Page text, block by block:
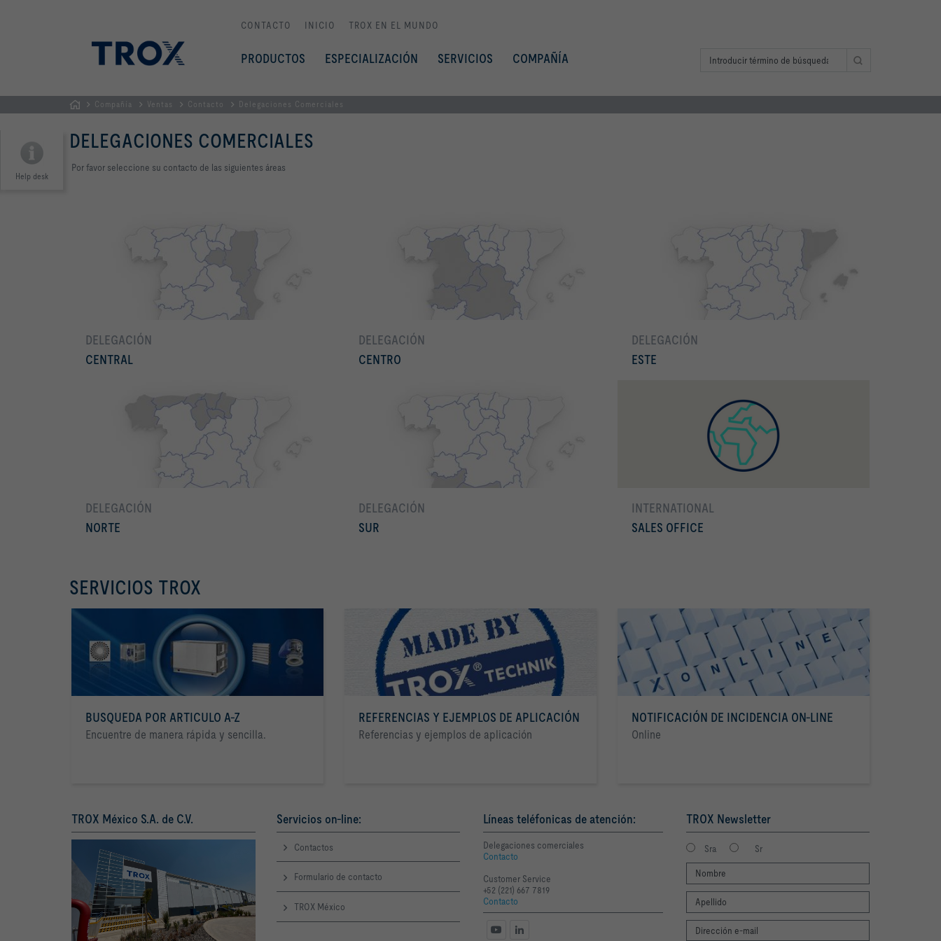
CONTACTO INICIO TROX EN EL MUNDO
PRODUCTOS ESPECIALIZACIÓN SERVICIOS COMPAÑÍA
PRINCIPAL
Compañía Ventas Contacto Delegaciones Comerciales
Help desk
DELEGACIONES COMERCIALES
Por favor seleccione su contacto de las siguientes áreas
DELEGACIÓN
CENTRAL
Aragón, Comunidad Valenciana, Murcia y Soria
Conocer más
DELEGACIÓN
NORTE
País Vasco, La Rioja, Navarra, Cantabria, Asturias, Galicia y
DELEGACIÓN
CENTRO
Madrid, Castilla León (salvo Burgos y Soria), Castilla La
Conocer más
DELEGACIÓN
SUR
Andalucía, Badajoz e Islas Canarias
DELEGACIÓN
ESTE
Cataluña, Baleares y Principado de Andorra
INTERNATIONAL
SALES OFFICE
Conocer más
SERVICIOS TROX
BUSQUEDA POR ARTICULO A-Z
Encuentre de manera rápida y sencilla.
REFERENCIAS Y EJEMPLOS DE APLICACIÓN
Referencias y ejemplos de aplicación
NOTIFICACIÓN DE INCIDENCIA ON-LINE
Online
TROX México S.A. de C.V. Servicios on-line:
Contactos
Formulario de contacto
TROX México
Líneas teléfonicas de atención:
Delegaciones comerciales
Contacto
Customer Service
+52 (221) 667 7819
Contacto
TROX Newsletter
Sra Sr